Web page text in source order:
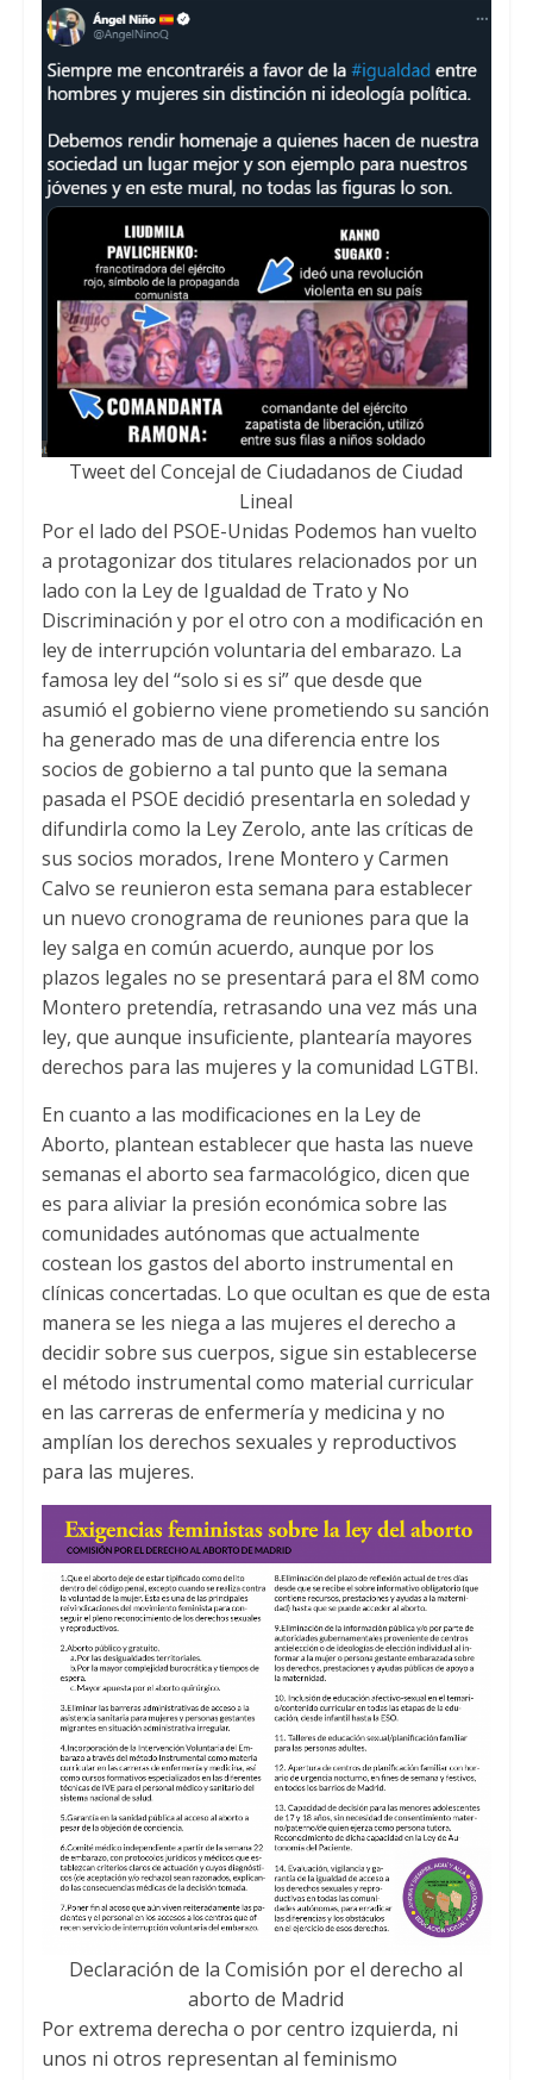
Tweet del Concejal de Ciudadanos de Ciudad
Lineal
Por el lado del PSOE-Unidas Podemos han vuelto
a protagonizar dos titulares relacionados por un
lado con la Ley de Igualdad de Trato y No
Discriminación y por el otro con a modificación en
ley de interrupción voluntaria del embarazo. La
famosa ley del “solo si es si” que desde que
asumió el gobierno viene prometiendo su sanción
ha generado mas de una diferencia entre los
socios de gobierno a tal punto que la semana
pasada el PSOE decidió presentarla en soledad y
difundirla como la Ley Zerolo, ante las críticas de
sus socios morados, Irene Montero y Carmen
Calvo se reunieron esta semana para establecer
un nuevo cronograma de reuniones para que la
ley salga en común acuerdo, aunque por los
plazos legales no se presentará para el 8M como
Montero pretendía, retrasando una vez más una
ley, que aunque insuficiente, plantearía mayores
derechos para las mujeres y la comunidad LGTBI.
En cuanto a las modificaciones en la Ley de
Aborto, plantean establecer que hasta las nueve
semanas el aborto sea farmacológico, dicen que
es para aliviar la presión económica sobre las
comunidades autónomas que actualmente
costean los gastos del aborto instrumental en
clínicas concertadas. Lo que ocultan es que de esta
manera se les niega a las mujeres el derecho a
decidir sobre sus cuerpos, sigue sin establecerse
el método instrumental como material curricular
en las carreras de enfermería y medicina y no
amplían los derechos sexuales y reproductivos
para las mujeres.
Declaración de la Comisión por el derecho al
aborto de Madrid
Por extrema derecha o por centro izquierda, ni
unos ni otros representan al feminismo